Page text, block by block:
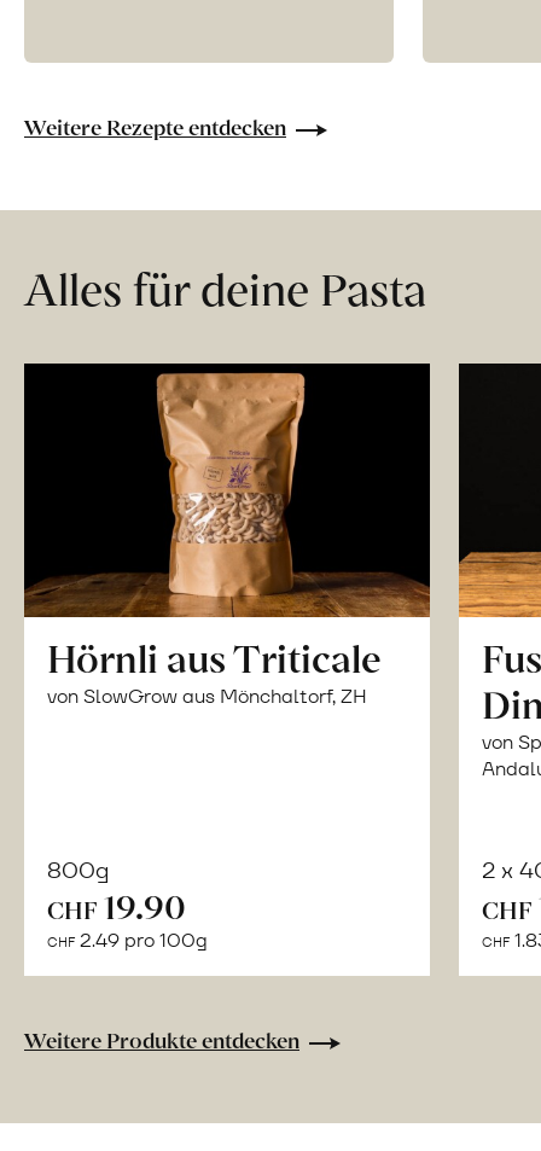
Weitere Rezepte entdecken
Alles für deine Pasta
Hörnli aus Triticale
von SlowGrow aus Mönchaltorf, ZH
800g
CHF 19.90
CHF 2.49 pro 100g
von
2 x
CHF
CHF
Weitere Produkte entdecken